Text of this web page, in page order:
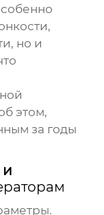
но и
этом,
за годы
и